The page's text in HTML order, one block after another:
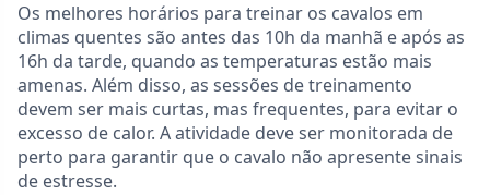
Os melhores horários para treinar os cavalos em
climas quentes são antes das 10h da manhã e após as
16h da tarde, quando as temperaturas estão mais
amenas. Além disso, as sessões de treinamento
devem ser mais curtas, mas frequentes, para evitar o
excesso de calor. A atividade deve ser monitorada de
perto para garantir que o cavalo não apresente sinais
de estresse.